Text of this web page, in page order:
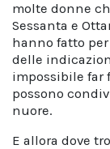
molte donne
Sessanta e
hanno fatto
delle
impossibile far
possono
nuore.
E allora dove